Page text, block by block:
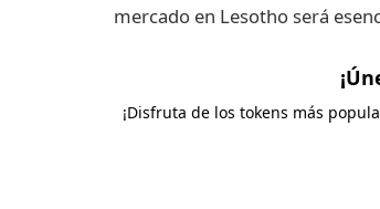
mercado en Lesotho será
¡Disfruta de los tokens más